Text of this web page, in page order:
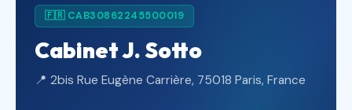
🇫🇷 CAB30862245500019
Cabinet J. Sotto
📍 2bis Rue Eugène Carrière, 75018 Paris, France